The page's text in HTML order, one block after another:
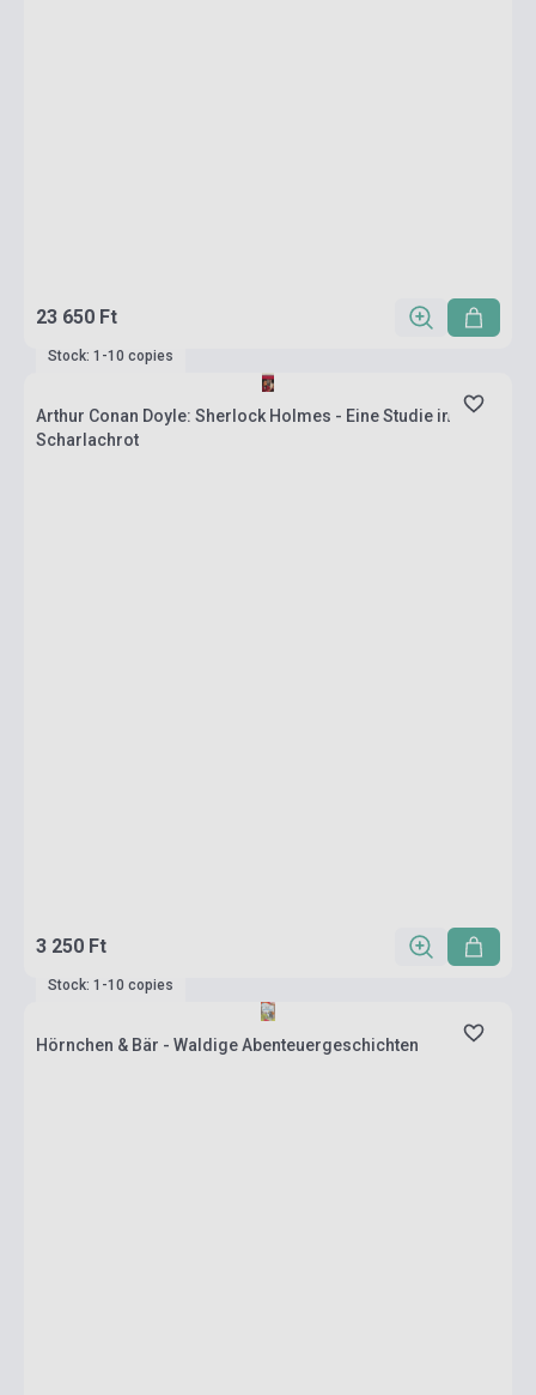
23 650 Ft
Stock: 1-10 copies
Arthur Conan Doyle: Sherlock Holmes - Eine Studie in
Scharlachrot
3 250 Ft
Stock: 1-10 copies
Hörnchen & Bär - Waldige Abenteuergeschichten